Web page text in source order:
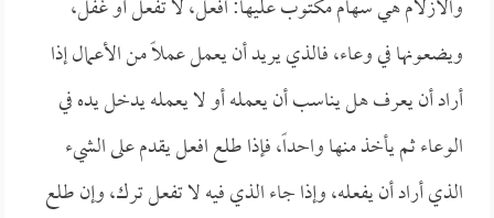
والأزلام هي سهام مكتوب عليها: افعل، لا تفعل أو غفل،
ويضعونها في وعاء، فالذي يريد أن يعمل عملاً من الأعمال إذا
أراد أن يعرف هل يناسب أن يعمله أو لا يعمله يدخل يده في
الوعاء ثم يأخذ منها واحداً، فإذا طلع افعل يقدم على الشيء
الذي أراد أن يفعله، وإذا جاء الذي فيه لا تفعل ترك، وإن طلع